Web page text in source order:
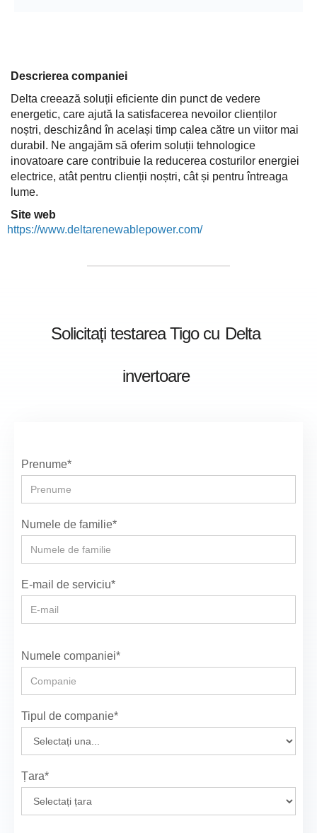
Descrierea companiei
Delta creează soluții eficiente din punct de vedere
energetic, care ajută la satisfacerea nevoilor clienților
noștri, deschizând în același timp calea către un viitor mai
durabil. Ne angajăm să oferim soluții tehnologice
inovatoare care contribuie la reducerea costurilor energiei
electrice, atât pentru clienții noștri, cât și pentru întreaga
lume.
Site web
https://www.deltarenewablepower.com/
Solicitați testarea Tigo cu Delta
invertoare
Prenume*
Numele de familie*
E-mail de serviciu*
Numele companiei*
Tipul de companie*
Țara*